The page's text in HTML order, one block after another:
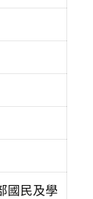
國民及學